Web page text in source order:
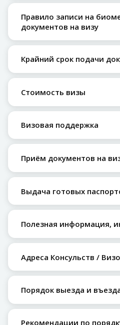
Правило записи на
документов на визу
Крайний срок подачи
Стоимость визы
Визовая поддержка
Приём документов на
Выдача готовых
Полезная информация,
Адреса Консульств /
Порядок выезда и
Рекомендации по